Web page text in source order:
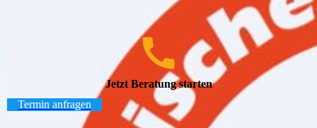
Jetzt Beratung starten
Termin anfragen